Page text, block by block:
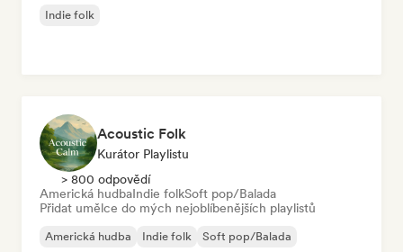
Indie folk
Acoustic Folk
Kurátor Playlistu
> 800 odpovědí
Americká hudbaIndie folkSoft pop/Balada
Přidat umělce do mých nejoblíbenějších playlistů
Americká hudba Indie folk Soft pop/Balada